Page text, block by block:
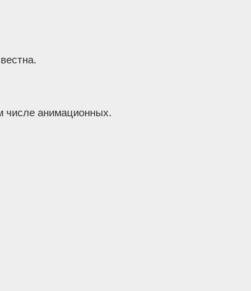
числе анимационных.